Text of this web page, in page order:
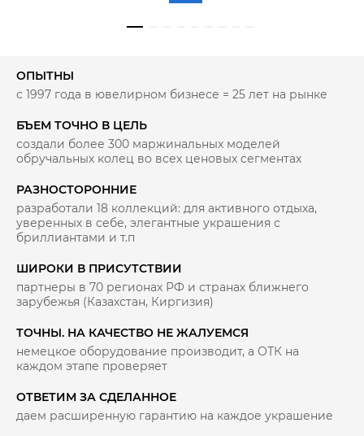
ОПЫТНЫ
с 1997 года в ювелирном бизнесе = 25 лет на рынке
БЪЕМ ТОЧНО В ЦЕЛЬ
создали более 300 маржинальных моделей
обручальных колец во всех ценовых сегментах
РАЗНОСТОРОННИЕ
разработали 18 коллекций: для активного отдыха,
уверенных в себе, элегантные украшения с
бриллиантами и т.п
ШИРОКИ В ПРИСУТСТВИИ
партнеры в 70 регионах РФ и странах ближнего
зарубежья (Казахстан, Киргизия)
ТОЧНЫ. НА КАЧЕСТВО НЕ ЖАЛУЕМСЯ
немецкое оборудование производит, а ОТК на
каждом этапе проверяет
ОТВЕТИМ ЗА СДЕЛАННОЕ
даем расширенную гарантию на каждое украшение